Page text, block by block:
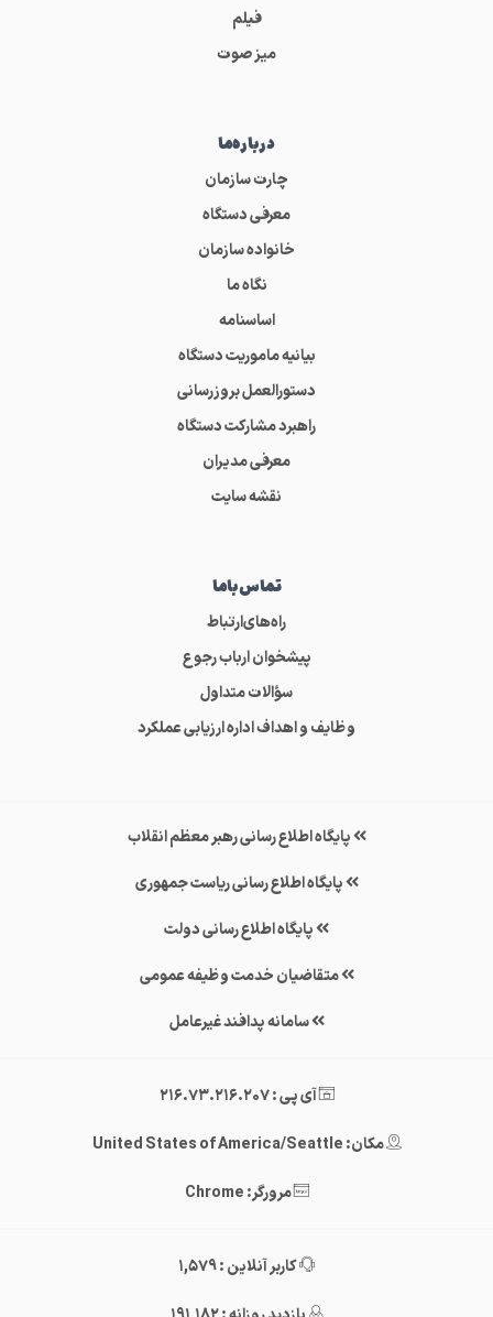
فیلم
میز صوت
درباره‌ما
چارت سازمان
معرفی دستگاه
خانواده سازمان
نگاه ما
اساسنامه
بیانیه ماموریت دستگاه
دستورالعمل بروزرسانی
راهبرد مشارکت دستگاه
معرفی مدیران
نقشه سایت
تماس‌باما
راه‌های‌ارتباط
پیشخوان ارباب رجوع
سؤالات متداول
وظایف و اهداف اداره ارزیابی عملکرد
پایگاه اطلاع رسانی رهبر معظم انقلاب
پایگاه اطلاع رسانی ریاست جمهوری
پایگاه اطلاع رسانی دولت
متقاضیان خدمت وظیفه عمومی
سامانه پدافند غیرعامل
آی پی : 216.73.216.207
مکان: United States of America/Seattle
مرورگر: Chrome
کاربر آنلاین : 1,579